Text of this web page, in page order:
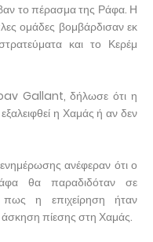
το πέρασμα της Ράφα. Η
ομάδες βομβάρδισαν εκ
και το Κερέμ
Gallant, δήλωσε ότι η
η Χαμάς ή αν δεν
ανέφεραν ότι ο
θα παραδιδόταν σε
πως η επιχείρηση ήταν
πίεσης στη Χαμάς.